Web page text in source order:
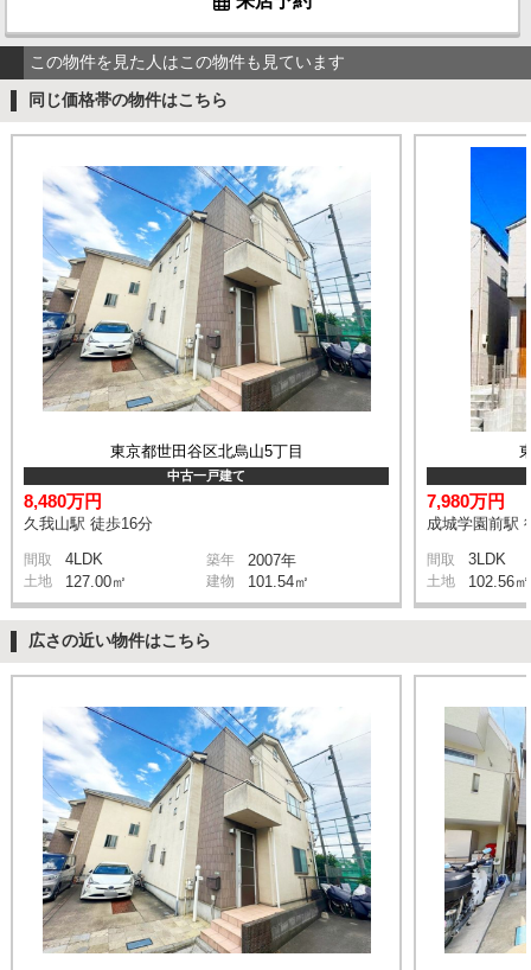
この物件を見た人はこの物件も見ています
同じ価格帯の物件はこちら
東京都世田谷区北烏山5丁目
中古一戸建て
8,480万円
久我山駅 徒歩16分
間取 4LDK 築年 2007年
土地 127.00㎡ 建物 101.54㎡
7,980万円
成城学園前駅
間取 3LDK
土地 102.56㎡
広さの近い物件はこちら